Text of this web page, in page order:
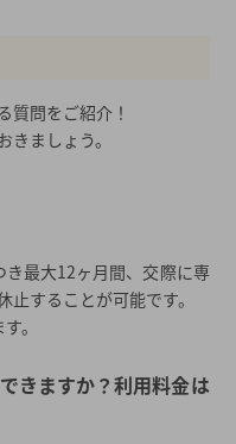
質問をご紹介！
ましょう。
最大12ヶ月間、交際に専
することが可能です。
。
きますか？利用料金は